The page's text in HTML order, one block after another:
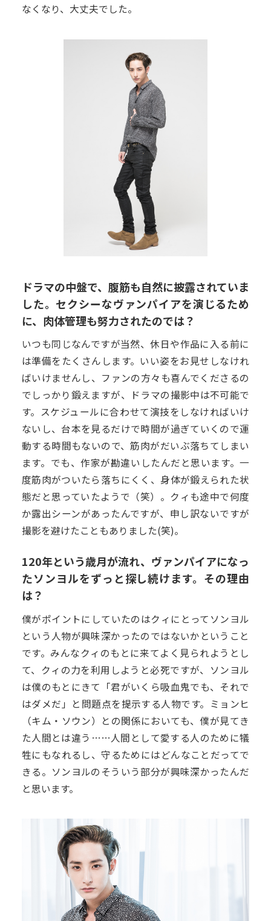
なくなり、大丈夫でした。
ドラマの中盤で、腹筋も自然に披露されていま
した。セクシーなヴァンパイアを演じるため
に、肉体管理も努力されたのでは？
いつも同じなんですが当然、休日や作品に入る前に
は準備をたくさんします。いい姿をお見せしなけれ
ばいけませんし、ファンの方々も喜んでくださるの
でしっかり鍛えますが、ドラマの撮影中は不可能で
す。スケジュールに合わせて演技をしなければいけ
ないし、台本を見るだけで時間が過ぎていくので運
動する時間もないので、筋肉がだいぶ落ちてしまい
ます。でも、作家が勘違いしたんだと思います。一
度筋肉がついたら落ちにくく、身体が鍛えられた状
態だと思っていたようで（笑）。クィも途中で何度
か露出シーンがあったんですが、申し訳ないですが
撮影を避けたこともありました(笑)。
120年という歳月が流れ、ヴァンパイアになっ
たソンヨルをずっと探し続けます。その理由
は？
僕がポイントにしていたのはクィにとってソンヨル
という人物が興味深かったのではないかということ
です。みんなクィのもとに来てよく見られようとし
て、クィの力を利用しようと必死ですが、ソンヨル
は僕のもとにきて「君がいくら吸血鬼でも、それで
はダメだ」と問題点を提示する人物です。ミョンヒ
（キム・ソウン）との関係においても、僕が見てき
た人間とは違う……人間として愛する人のために犠
牲にもなれるし、守るためにはどんなことだってで
きる。ソンヨルのそういう部分が興味深かったんだ
と思います。